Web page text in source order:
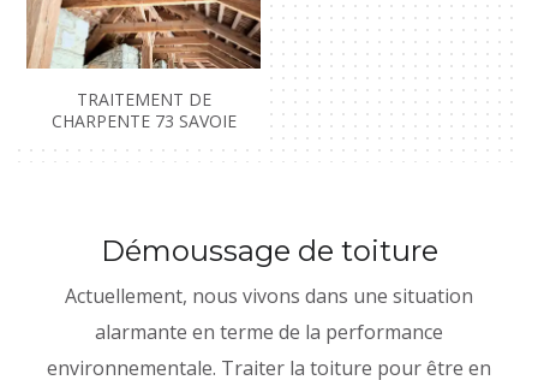
TRAITEMENT DE
CHARPENTE 73 SAVOIE
Démoussage de toiture
Actuellement, nous vivons dans une situation
alarmante en terme de la performance
environnementale. Traiter la toiture pour être en